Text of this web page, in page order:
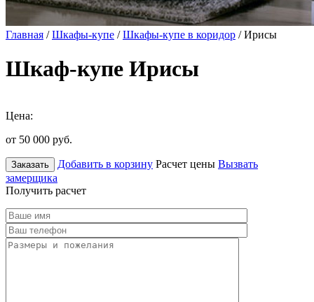
Главная /Шкафы-купе /Шкафы-купе в коридор / Ирисы
Шкаф-купе Ирисы
Цена:
от 50 000 руб.
Заказать Добавить в корзину Расчет цены Вызвать
замерщика
Получить расчет